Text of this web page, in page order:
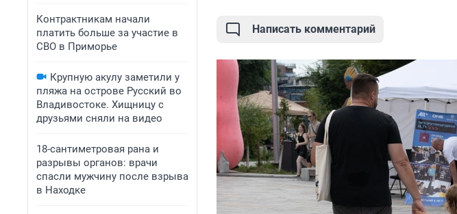
Контрактникам начали
платить больше за участие в
СВО в Приморье
Крупную акулу заметили у
пляжа на острове Русский во
Владивостоке. Хищницу с
друзьями сняли на видео
18-сантиметровая рана и
разрывы органов: врачи
спасли мужчину после взрыва
в Находке
Написать комментарий